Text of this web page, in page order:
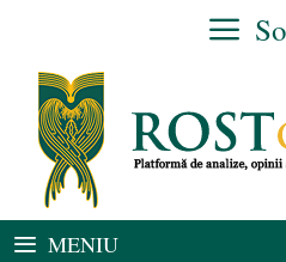
conținut
MENIU